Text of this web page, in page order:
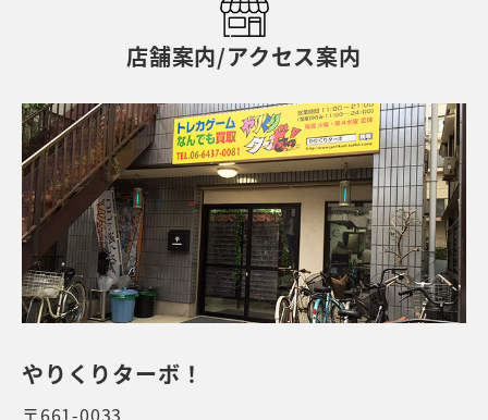
店舗案内/アクセス案内
やりくりターボ！